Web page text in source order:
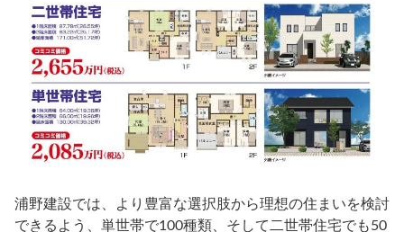
浦野建設では、より豊富な選択肢から理想の住まいを検討
できるよう、単世帯で100種類、そして二世帯住宅でも50